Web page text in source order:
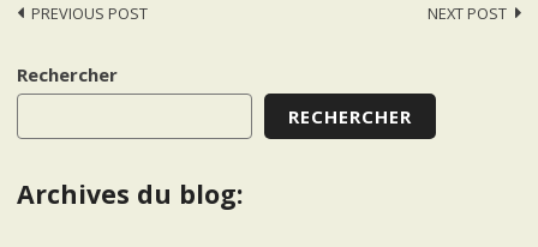
Post
PREVIOUS POST NEXT POST
Rechercher
RECHERCHER
Archives du blog: